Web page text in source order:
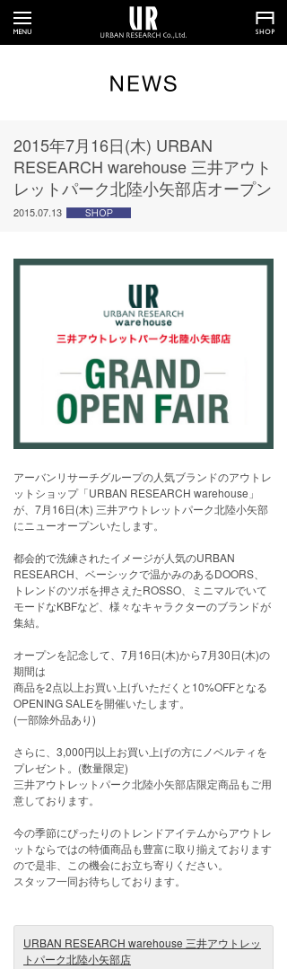
2015年7月16日(木) URBAN
RESEARCH warehouse 三井アウト
レットパーク北陸小矢部店オープン
2015.07.13
アーバンリサーチグループの人気ブランドのアウトレ
ットショップ「URBAN RESEARCH warehouse」
が、7月16日(木) 三井アウトレットパーク北陸小矢部
にニューオープンいたします。
都会的で洗練されたイメージが人気のURBAN
RESEARCH、ベーシックで温かみのあるDOORS、
トレンドのツボを押さえたROSSO、ミニマルでいて
モードなKBFなど、様々なキャラクターのブランドが
集結。
オープンを記念して、7月16日(木)から7月30日(木)の
期間は
商品を2点以上お買い上げいただくと10%OFFとなる
OPENING SALEを開催いたします。
(一部除外品あり)
さらに、3,000円以上お買い上げの方にノベルティを
プレゼント。(数量限定)
三井アウトレットパーク北陸小矢部店限定商品もご用
意しております。
今の季節にぴったりのトレンドアイテムからアウトレ
ットならではの特価商品も豊富に取り揃えております
ので是非、この機会にお立ち寄りください。
スタッフ一同お待ちしております。
URBAN RESEARCH warehouse 三井アウトレッ
トパーク北陸小矢部店